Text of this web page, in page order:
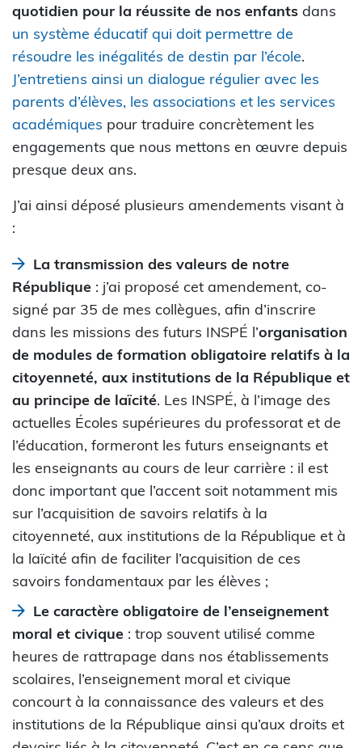
quotidien pour la réussite de nos enfants dans
un système éducatif qui doit permettre de
résoudre les inégalités de destin par l’école.
J’entretiens ainsi un dialogue régulier avec les
parents d’élèves, les associations et les services
académiques pour traduire concrètement les
engagements que nous mettons en œuvre depuis
presque deux ans.
J’ai ainsi déposé plusieurs amendements visant à
:
La transmission des valeurs de notre
République : j’ai proposé cet amendement, co-
signé par 35 de mes collègues, afin d’inscrire
dans les missions des futurs INSPÉ l’organisation
de modules de formation obligatoire relatifs à la
citoyenneté, aux institutions de la République et
au principe de laïcité. Les INSPÉ, à l’image des
actuelles Écoles supérieures du professorat et de
l’éducation, formeront les futurs enseignants et
les enseignants au cours de leur carrière : il est
donc important que l’accent soit notamment mis
sur l’acquisition de savoirs relatifs à la
citoyenneté, aux institutions de la République et à
la laïcité afin de faciliter l’acquisition de ces
savoirs fondamentaux par les élèves ;
Le caractère obligatoire de l’enseignement
moral et civique : trop souvent utilisé comme
heures de rattrapage dans nos établissements
scolaires, l’enseignement moral et civique
concourt à la connaissance des valeurs et des
institutions de la République ainsi qu’aux droits et